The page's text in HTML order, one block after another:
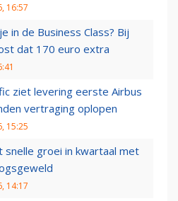
16:57
in de Business Class? Bij
dat 170 euro extra
ziet levering eerste Airbus
vertraging oplopen
15:25
snelle groei in kwartaal met
14:17